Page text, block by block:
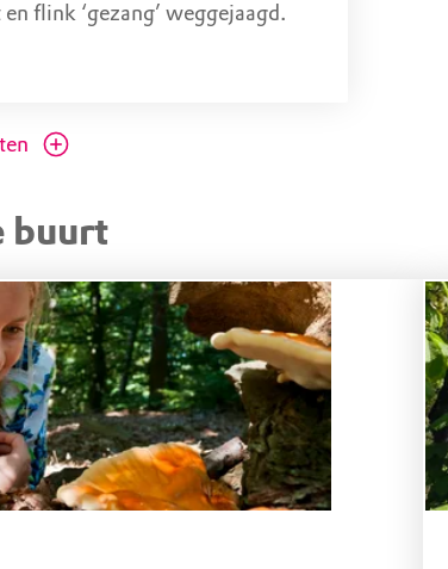
flink ‘gezang’ weggejaagd.
kevers en spinnen namelijk niet
buurt